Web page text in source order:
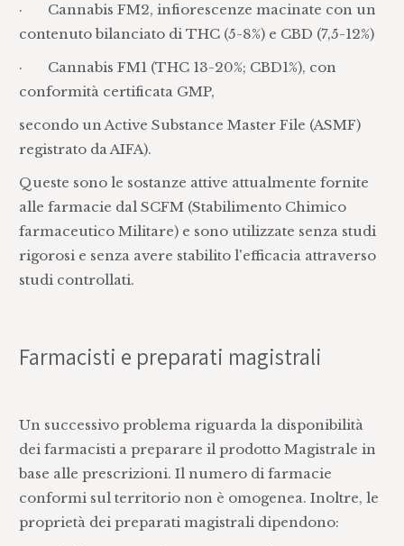
· Cannabis FM2, infiorescenze macinate con un
contenuto bilanciato di THC (5-8%) e CBD (7,5-12%)
· Cannabis FM1 (THC 13-20%; CBD1%), con
conformità certificata GMP,
secondo un Active Substance Master File (ASMF)
registrato da AIFA).
Queste sono le sostanze attive attualmente fornite
alle farmacie dal SCFM (Stabilimento Chimico
farmaceutico Militare) e sono utilizzate senza studi
rigorosi e senza avere stabilito l'efficacia attraverso
studi controllati.
Farmacisti e preparati magistrali
Un successivo problema riguarda la disponibilità
dei farmacisti a preparare il prodotto Magistrale in
base alle prescrizioni. Il numero di farmacie
conformi sul territorio non è omogenea. Inoltre, le
proprietà dei preparati magistrali dipendono: